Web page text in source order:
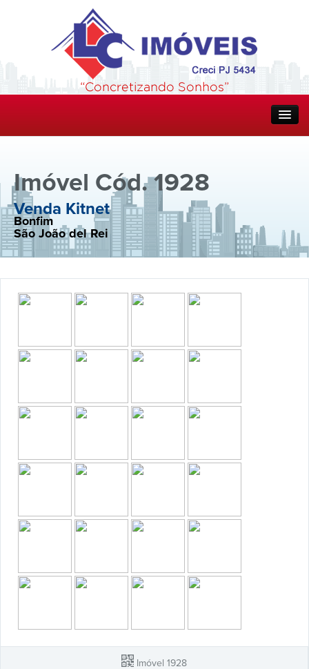
Quem Somos
Imóveis
Em Finalização
Em negociação
Imóvel novo
Minha Casa Minha Vida
Imóvel Cód. 1928
Venda Kitnet
Bonfim
São João del Rei
Imóvel 1928